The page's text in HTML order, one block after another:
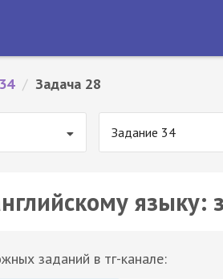
/ Задача 28
Задание 34
языку:
заданий в тг-канале: